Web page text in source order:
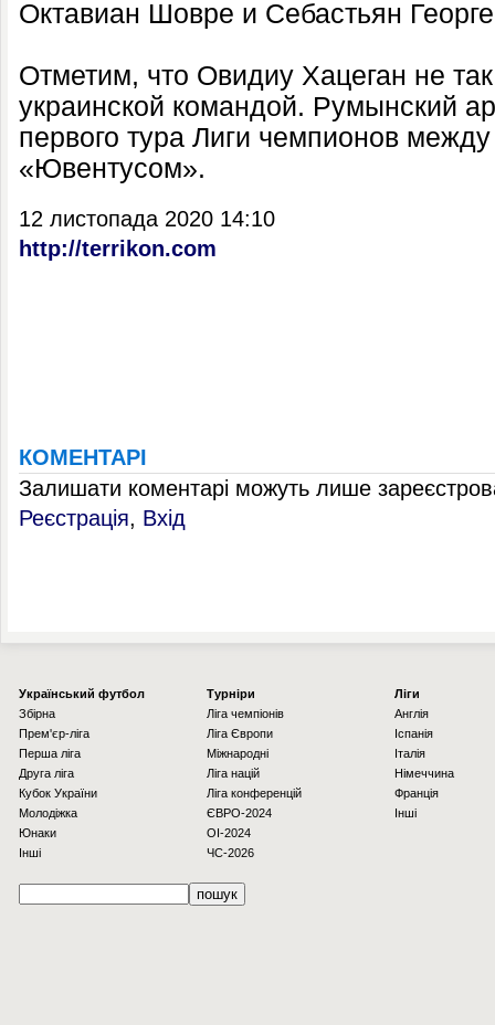
Октавиан Шовре и Себастьян
Отметим, что Овидиу Хацеган не
украинской командой. Румынский
первого тура Лиги чемпионов
«Ювентусом».
12 листопада 2020 14:10
http://terrikon.com
КОМЕНТАРІ
Залишати коментарі можуть лише
Реєстрація, Вхід
Українcький футбол
Збірна
Прем'єр-ліга
Перша ліга
Друга ліга
Кубок України
Молодіжка
Юнаки
Інші
Турніри
Ліга чемпіонів
Ліга Європи
Міжнародні
Ліга націй
Ліга конференцій
ЄВРО-2024
OI-2024
ЧС-2026
Ліги
Англія
Іспанія
Італія
Німеччина
Франція
Інші